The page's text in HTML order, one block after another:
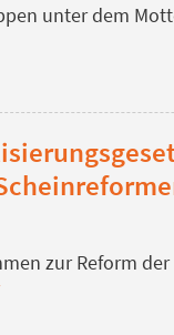
unter dem
zur Reform